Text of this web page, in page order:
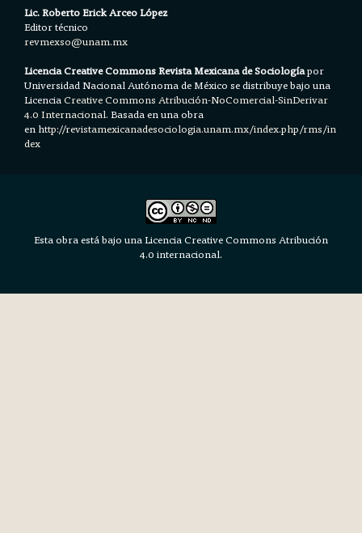
Lic. Roberto Erick Arceo López
Editor técnico
revmexso@unam.mx
Licencia Creative Commons Revista Mexicana de Sociologíapor
Universidad Nacional Autónoma de México se distribuye bajo una
LicenciaCreative Commons Atribución-NoComercial-SinDerivar
4.0 Internacional.Basada en una obra
en http://revistamexicanadesociologia.unam.mx/index.php/rms/in
dex
Esta obra está bajo una Licencia Creative Commons Atribución
4.0 internacional.